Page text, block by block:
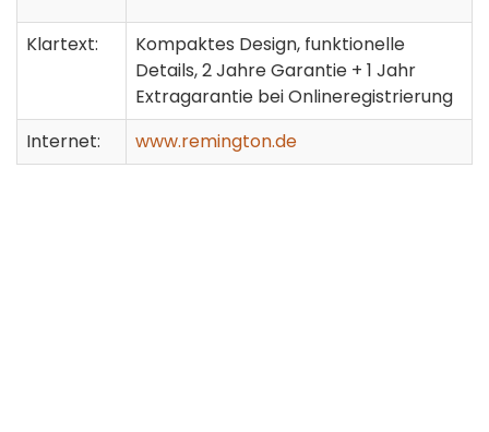
Klartext:
Kompaktes Design, funktionelle
Details, 2 Jahre Garantie + 1 Jahr
Extragarantie bei Onlineregistrierung
Internet:
www.remington.de